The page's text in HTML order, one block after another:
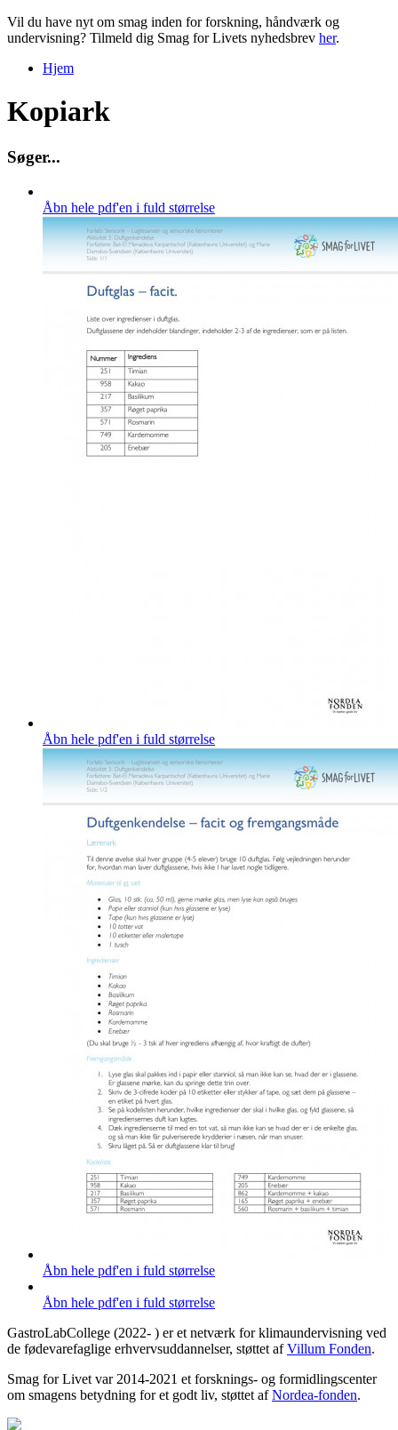
Vil du have nyt om smag inden for forskning, håndværk og
undervisning? Tilmeld dig Smag for Livets nyhedsbrev her.
Hjem
Kopiark
Søger...
Åbn hele pdf'en i fuld størrelse
Åbn hele pdf'en i fuld størrelse
Åbn hele pdf'en i fuld størrelse
Åbn hele pdf'en i fuld størrelse
GastroLabCollege (2022- ) er et netværk for klimaundervisning ved
de fødevarefaglige erhvervsuddannelser, støttet afVillum Fonden.
Smag for Livet var 2014-2021 et forsknings- og formidlingscenter
om smagens betydning for et godt liv, støttet afNordea-fonden.